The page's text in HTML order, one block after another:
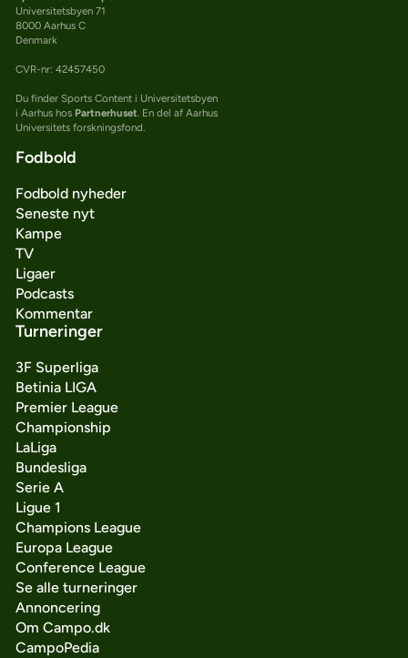
Universitetsbyen 71
8000 Aarhus C
Denmark
CVR-nr: 42457450
Du finder Sports Content i Universitetsbyen
i Aarhus hos Partnerhuset. En del af Aarhus
Universitets forskningsfond.
Fodbold
Fodbold nyheder
Seneste nyt
Kampe
TV
Ligaer
Podcasts
Kommentar
Turneringer
3F Superliga
Betinia LIGA
Premier League
Championship
LaLiga
Bundesliga
Serie A
Ligue 1
Champions League
Europa League
Conference League
Se alle turneringer
Annoncering
Om Campo.dk
CampoPedia